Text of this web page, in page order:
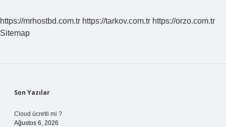
https://mrhostbd.com.tr https://tarkov.com.tr https://orzo.com.tr
Sitemap
Sidebar
Son Yazılar
Cloud ücretli mi ?
Ağustos 6, 2026